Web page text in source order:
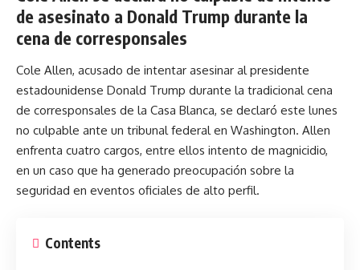
de asesinato a Donald Trump durante la
cena de corresponsales
Cole Allen, acusado de intentar asesinar al presidente
estadounidense Donald Trump durante la tradicional cena
de corresponsales de la Casa Blanca, se declaró este lunes
no culpable ante un tribunal federal en Washington. Allen
enfrenta cuatro cargos, entre ellos intento de magnicidio,
en un caso que ha generado preocupación sobre la
seguridad en eventos oficiales de alto perfil.
Contents